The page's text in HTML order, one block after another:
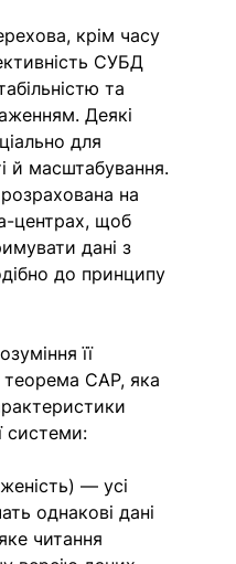
крім часу
СУБД
та
Деякі
для
й масштабування.
на
центрах, щоб
дані з
до принципу
її
CAP, яка
системи:
— усі
однакові дані
читання